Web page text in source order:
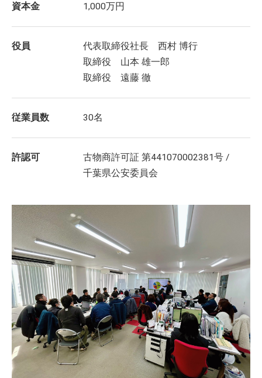
資本金 1,000万円
役員
代表取締役社長 西村 博行
取締役 山本 雄一郎
取締役 遠藤 徹
従業員数 30名
許認可
古物商許可証 第441070002381号 /
千葉県公安委員会